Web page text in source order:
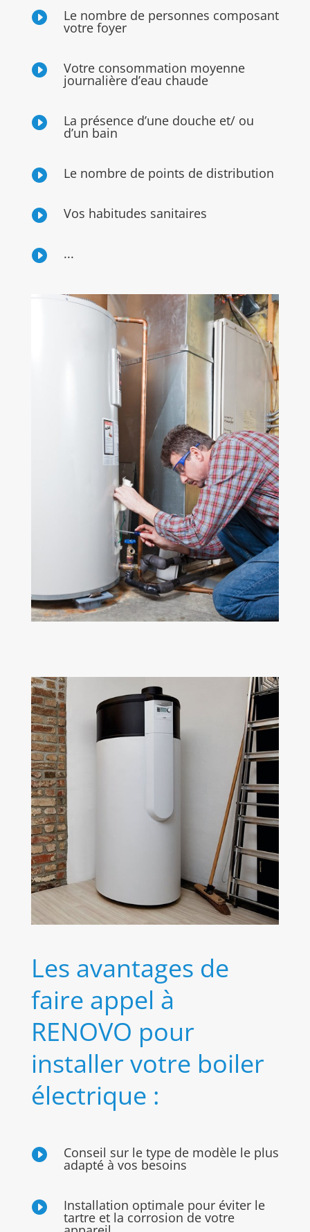
 Le nombre de personnes composant
votre foyer
 Votre consommation moyenne
journalière d’eau chaude
 La présence d’une douche et/ ou
d’un bain
 Le nombre de points de distribution
 Vos habitudes sanitaires
 ...
Les avantages de
faire appel à
RENOVO pour
installer votre boiler
électrique :
 Conseil sur le type de modèle le plus
adapté à vos besoins
 Installation optimale pour éviter le
tartre et la corrosion de votre